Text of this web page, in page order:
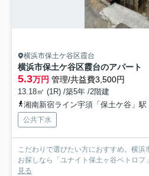
横浜市保土ケ谷区霞台
横浜市保土ケ谷区霞台のアパート
5.3万円 管理/共益費3,500円
13.18㎡ (1R) /築5年 /2階建
湘南新宿ライン宇須「保土ケ谷」駅
公共下水
こだわりで選びたい方におすすめ。横浜
お探しなら「ユナイト保土ヶ谷ペトロフ
見る